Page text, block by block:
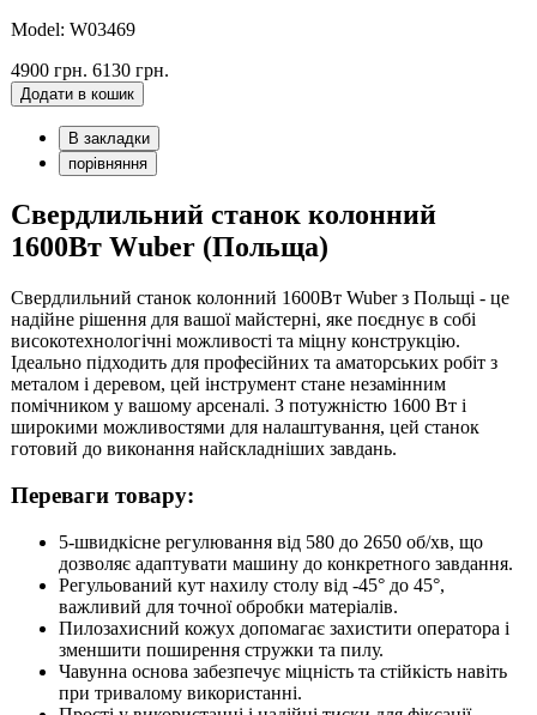
Model: W03469
4900 грн. 6130 грн.
Додати в кошик
В закладки
порівняння
Свердлильний станок колонний
1600Вт Wuber (Польща)
Свердлильний станок колонний 1600Вт Wuber з Польщі - це
надійне рішення для вашої майстерні, яке поєднує в собі
високотехнологічні можливості та міцну конструкцію.
Ідеально підходить для професійних та аматорських робіт з
металом і деревом, цей інструмент стане незамінним
помічником у вашому арсеналі. З потужністю 1600 Вт і
широкими можливостями для налаштування, цей станок
готовий до виконання найскладніших завдань.
Переваги товару:
5-швидкісне регулювання від 580 до 2650 об/хв, що
дозволяє адаптувати машину до конкретного завдання.
Регульований кут нахилу столу від -45° до 45°,
важливий для точної обробки матеріалів.
Пилозахисний кожух допомагає захистити оператора і
зменшити поширення стружки та пилу.
Чавунна основа забезпечує міцність та стійкість навіть
при тривалому використанні.